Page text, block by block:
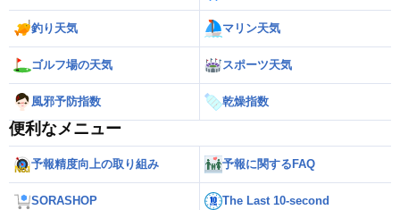
釣り天気 マリン天気
ゴルフ場の天気 スポーツ天気
風邪予防指数 乾燥指数
便利なメニュー
予報精度向上の取り組み 予報に関するFAQ
SORASHOP The Last 10-second